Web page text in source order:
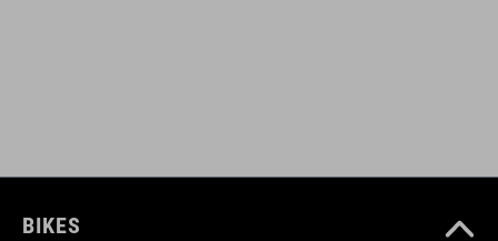
COULEUR
BIKES